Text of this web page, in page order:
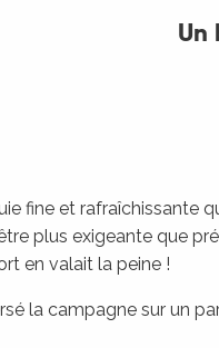
Un
fine et rafraîchissante
plus exigeante que
en valait la peine !
la campagne sur un